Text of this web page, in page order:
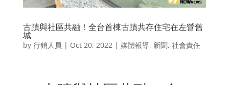
古蹟與社區共融！全台首棟古蹟共存住宅在左營舊
城
by 行銷人員 | Oct 20, 2022| 媒體報導, 新聞, 社會責任